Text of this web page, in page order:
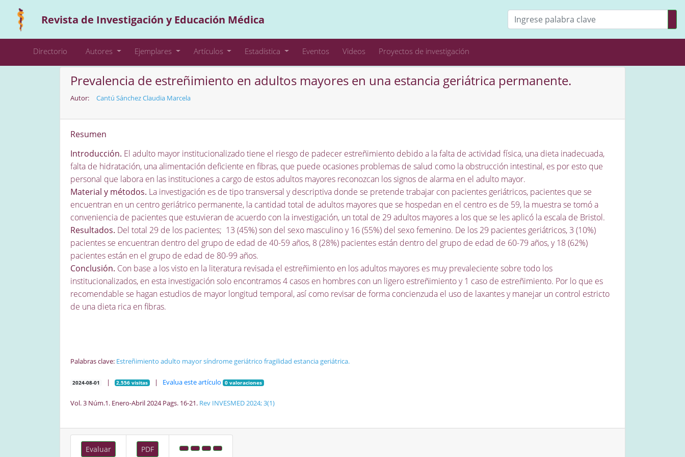
Revista de Investigación y Educación Médica
Directorio Autores Ejemplares Artículos Estadística Eventos Videos Proyectos de investigación
Prevalencia de estreñimiento en adultos mayores en una estancia geriátrica permanente.
Autor: Cantú Sánchez Claudia Marcela
Resumen
Introducción. El adulto mayor institucionalizado tiene el riesgo de padecer estreñimiento debido a la falta de actividad física, una dieta inadecuada,
falta de hidratación, una alimentación deficiente en fibras, que puede ocasiones problemas de salud como la obstrucción intestinal, es por esto que
personal que labora en las instituciones a cargo de estos adultos mayores reconozcan los signos de alarma en el adulto mayor.
Material y métodos. La investigación es de tipo transversal y descriptiva donde se pretende trabajar con pacientes geriátricos, pacientes que se
encuentran en un centro geriátrico permanente, la cantidad total de adultos mayores que se hospedan en el centro es de 59, la muestra se tomó a
conveniencia de pacientes que estuvieran de acuerdo con la investigación, un total de 29 adultos mayores a los que se les aplicó la escala de Bristol.
Resultados. Del total 29 de los pacientes; 13 (45%) son del sexo masculino y 16 (55%) del sexo femenino. De los 29 pacientes geriátricos, 3 (10%)
pacientes se encuentran dentro del grupo de edad de 40-59 años, 8 (28%) pacientes están dentro del grupo de edad de 60-79 años, y 18 (62%)
pacientes están en el grupo de edad de 80-99 años.
Conclusión. Con base a los visto en la literatura revisada el estreñimiento en los adultos mayores es muy prevaleciente sobre todo los
institucionalizados, en esta investigación solo encontramos 4 casos en hombres con un ligero estreñimiento y 1 caso de estreñimiento. Por lo que es
recomendable se hagan estudios de mayor longitud temporal, así como revisar de forma concienzuda el uso de laxantes y manejar un control estricto
de una dieta rica en fibras.
Palabras clave: Estreñimiento adulto mayorsíndrome geriátrico fragilidad estancia geriátrica.
2024-08-01 | 2,556 visitas | Evalua este artículo 0 valoraciones
Vol. 3 Núm.1. Enero-Abril 2024 Pags. 16-21. Rev INVESMED 2024; 3(1)
Evaluar PDF